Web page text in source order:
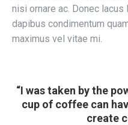
nisi ornare ac. Donec
dapibus condimentum
maximus vel vitae mi.
“I was taken by the
cup of coffee can
create